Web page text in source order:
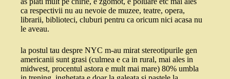
ca respectivii nu au nevoie de muzee, teatre, opera,
librarii, biblioteci, cluburi pentru ca oricum nici acasa nu
le aveau.
la postul tau despre NYC m-au mirat stereotipurile gen
americanii sunt grasi (culmea e ca in rural, mai ales in
midwest, procentul astora e mult mai mare) 80% umbla